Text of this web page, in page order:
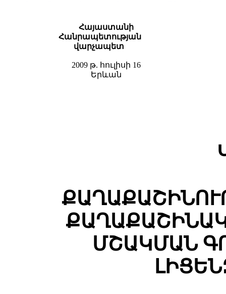
Հայաստանի
Հանրապետության
վարչապետ
2009 թ. հուլիսի 16
Երևան
ՄՇԱԿՄԱՆ